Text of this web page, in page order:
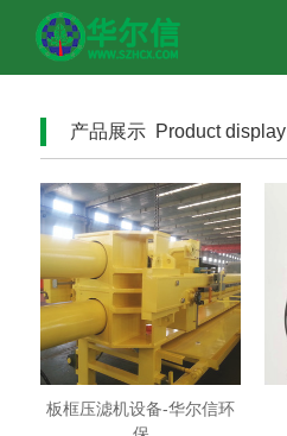
产品展示 Product display
板框压滤机设备-华尔信环